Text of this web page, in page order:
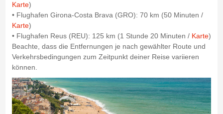
Karte)
• Flughafen Girona-Costa Brava (GRO): 70 km (50 Minuten /
Karte)
• Flughafen Reus (REU): 125 km (1 Stunde 20 Minuten / Karte)
Beachte, dass die Entfernungen je nach gewählter Route und
Verkehrsbedingungen zum Zeitpunkt deiner Reise variieren
können.